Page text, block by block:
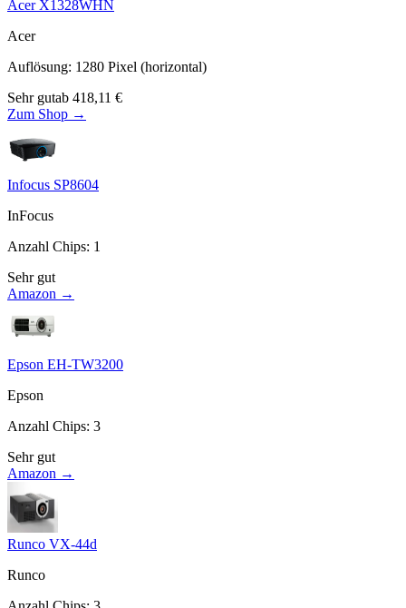
Acer X1328WHN
Acer
Auflösung: 1280 Pixel (horizontal)
Sehr gutab 418,11 €
Zum Shop →
Infocus SP8604
InFocus
Anzahl Chips: 1
Sehr gut
Amazon →
Epson EH-TW3200
Epson
Anzahl Chips: 3
Sehr gut
Amazon →
Runco VX-44d
Runco